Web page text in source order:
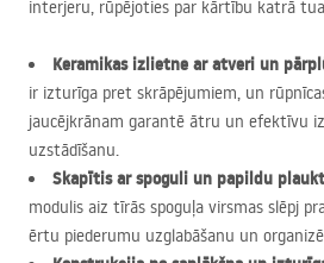
interjeru, rūpējoties par kārtību katrā
Keramikas izlietne ar atveri un
ir izturīga pret skrāpējumiem, un
jaucējkrānam garantē ātru un efektīvu
uzstādīšanu.
Skapītis ar spoguli un papildu
modulis aiz tīrās spoguļa virsmas slēpj
ērtu piederumu uzglabāšanu un